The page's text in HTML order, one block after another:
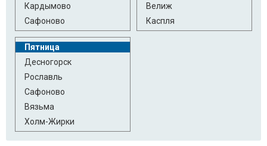
Кардымово
Сафоново
Велиж
Каспля
Пятница
Десногорск
Рославль
Сафоново
Вязьма
Холм-Жирки